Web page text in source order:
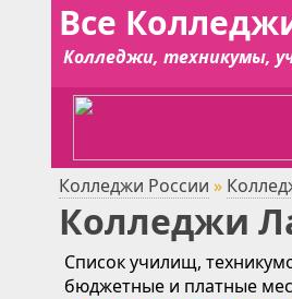
Все
Колледжи, техникумы,
Колледжи России »
Колледжи
Список училищ,
бюджетные и платные